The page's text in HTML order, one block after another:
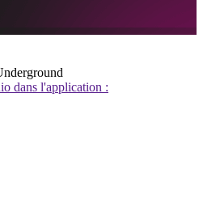
dans l'application :